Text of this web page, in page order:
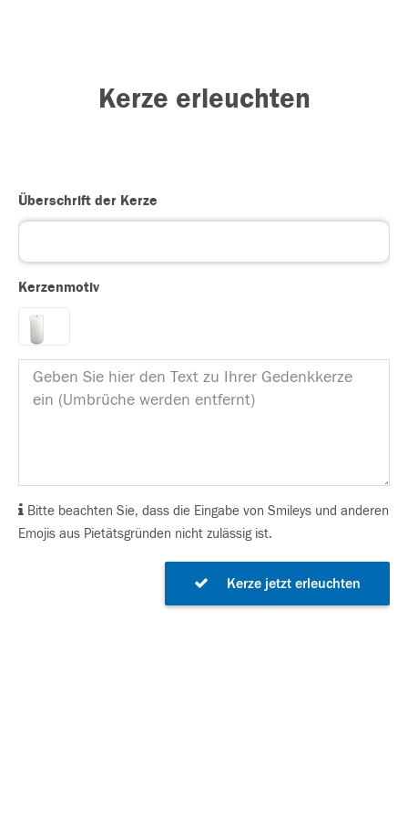
Kerze erleuchten
Überschrift der Kerze
Kerzenmotiv
Bitte beachten Sie, dass die Eingabe von Smileys und anderen
Emojis aus Pietätsgründen nicht zulässig ist.
Kerze jetzt erleuchten